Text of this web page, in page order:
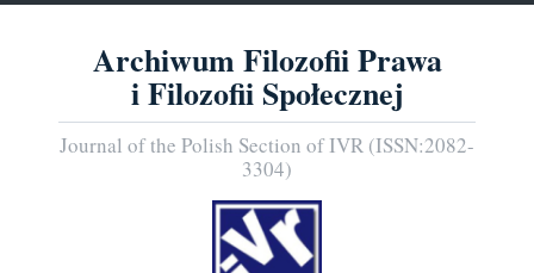
Archiwum Filozofii Prawa
i Filozofii Społecznej
Journal of the Polish Section of IVR (ISSN:2082-
3304)